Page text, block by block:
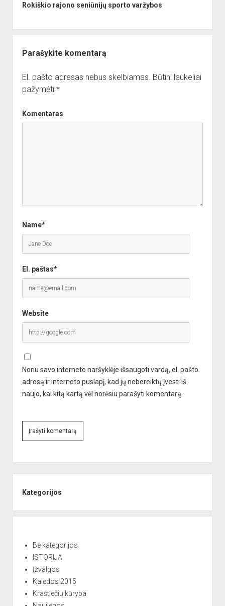
Rokiškio rajono seniūnijų sporto varžybos
Parašykite komentarą
El. pašto adresas nebus skelbiamas. Būtini laukeliai
pažymėti *
Komentaras
Name*
El. paštas*
Website
Noriu savo interneto naršyklėje išsaugoti vardą, el. pašto
adresą ir interneto puslapį, kad jų nebereiktų įvesti iš
naujo, kai kitą kartą vėl norėsiu parašyti komentarą.
e
n
Kategorijos
Be kategorijos
ISTORIJA
Įžvalgos
Kalėdos 2015
Kraštiečių kūryba